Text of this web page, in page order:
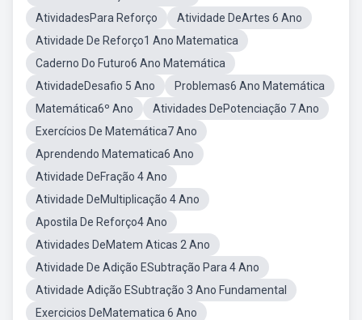
AtividadesPara Reforço
Atividade DeArtes 6 Ano
Atividade De Reforço1 Ano Matematica
Caderno Do Futuro6 Ano Matemática
AtividadeDesafio 5 Ano
Problemas6 Ano Matemática
Matemática6º Ano
Atividades DePotenciação 7 Ano
Exercícios De Matemática7 Ano
Aprendendo Matematica6 Ano
Atividade DeFração 4 Ano
Atividade DeMultiplicação 4 Ano
Apostila De Reforço4 Ano
Atividades DeMatem Aticas 2 Ano
Atividade De Adição ESubtração Para 4 Ano
Atividade Adição ESubtração 3 Ano Fundamental
Exercicios DeMatematica 6 Ano